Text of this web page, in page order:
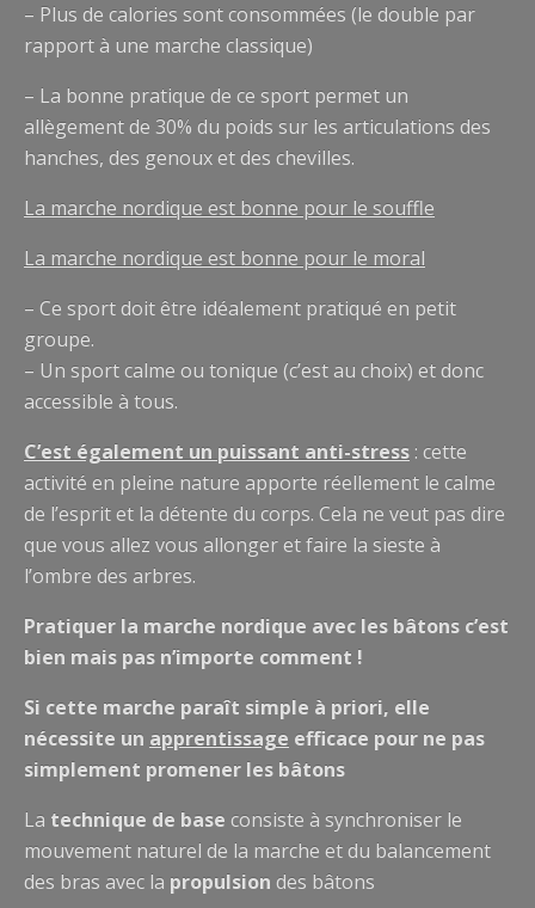
– Plus de calories sont consommées (le double par
rapport à une marche classique)
– La bonne pratique de ce sport permet un
allègement de 30% du poids sur les articulations des
hanches, des genoux et des chevilles.
La marche nordique est bonne pour le souffle
La marche nordique est bonne pour le moral
– Ce sport doit être idéalement pratiqué en petit
groupe.
– Un sport calme ou tonique (c’est au choix) et donc
accessible à tous.
C’est également un puissant anti-stress: cette
activité en pleine nature apporte réellement le calme
de l’esprit et la détente du corps. Cela ne veut pas dire
que vous allez vous allonger et faire la sieste à
l’ombre des arbres.
Pratiquer la marche nordique avec les bâtons c’est
bien mais pas n’importe comment !
Si cette marche paraît simple à priori, elle
nécessite un apprentissage efficace pour ne pas
simplement promener les bâtons
La technique de base consiste à synchroniser le
mouvement naturel de la marche et du balancement
des bras avec la propulsion des bâtons